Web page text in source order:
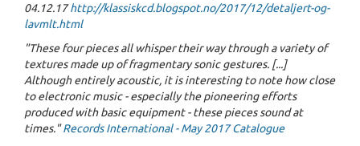
04.12.17http://klassiskcd.blogspot.no/2017/12/detaljert-og-
lavmlt.html
"These four pieces all whisper their way through a variety of
textures made up of fragmentary sonic gestures. [...]
Although entirely acoustic, it is interesting to note how close
to electronic music - especially the pioneering efforts
produced with basic equipment - these pieces sound at
times."Records International - May 2017 Catalogue